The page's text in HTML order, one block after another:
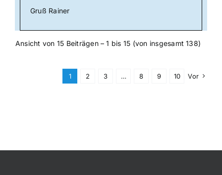
Gruß Rainer
Ansicht von 15 Beiträgen – 1 bis 15 (von insgesamt 138)
1 2 3 … 8 9 10 Vor